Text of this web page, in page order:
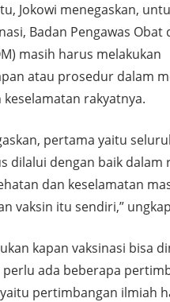
Jokowi menegaskan,
Badan Pengawas Obat
masih harus melakukan
atau prosedur dalam
keselamatan rakyatnya.
pertama yaitu
dilalui dengan baik dalam
dan keselamatan
vaksin itu sendiri,”
kapan vaksinasi bisa
perlu ada beberapa
pertimbangan ilmiah